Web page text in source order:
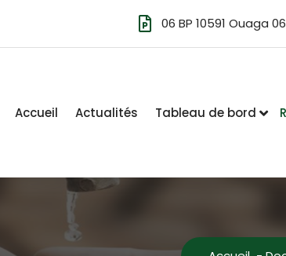
06 BP 10591 Ouaga 06
Accueil Actualités Tableau de bord